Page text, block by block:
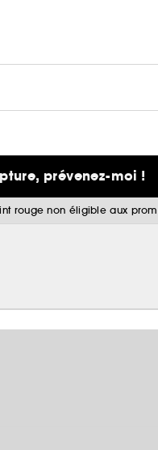
prévenez-moi !
rouge non éligible aux